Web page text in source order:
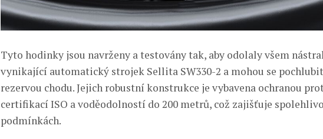
Tyto hodinky jsou navrženy a testovány tak, aby odolaly všem
vynikající automatický strojek Sellita SW330-2 a mohou se pochlubit
rezervou chodu. Jejich robustní konstrukce je vybavena ochranou
certifikací ISO a voděodolností do 200 metrů, což zajišťuje
podmínkách.